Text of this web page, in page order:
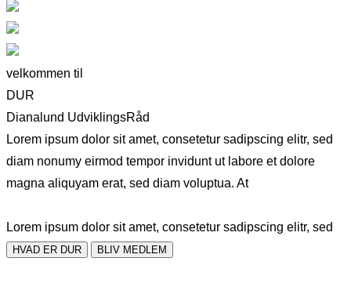
velkommen til
DUR
Dianalund UdviklingsRåd
Lorem ipsum dolor sit amet, consetetur sadipscing elitr, sed
diam nonumy eirmod tempor invidunt ut labore et dolore
magna aliquyam erat, sed diam voluptua. At
Lorem ipsum dolor sit amet, consetetur sadipscing elitr, sed
HVAD ER DUR BLIV MEDLEM